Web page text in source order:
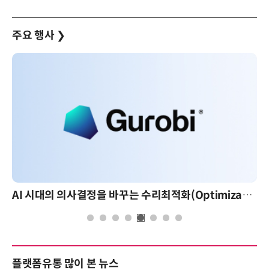
주요 행사 ❯
AI 시대의 의사결정을 바꾸는 수리최적화(Optimization): 실제 산업 적용 사례와 활용 전략
플랫폼유통 많이 본 뉴스